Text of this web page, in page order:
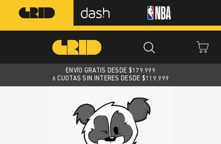
ENVÍO GRATIS DESDE $179.999
6 CUOTAS SIN INTERES DESDE $119.999